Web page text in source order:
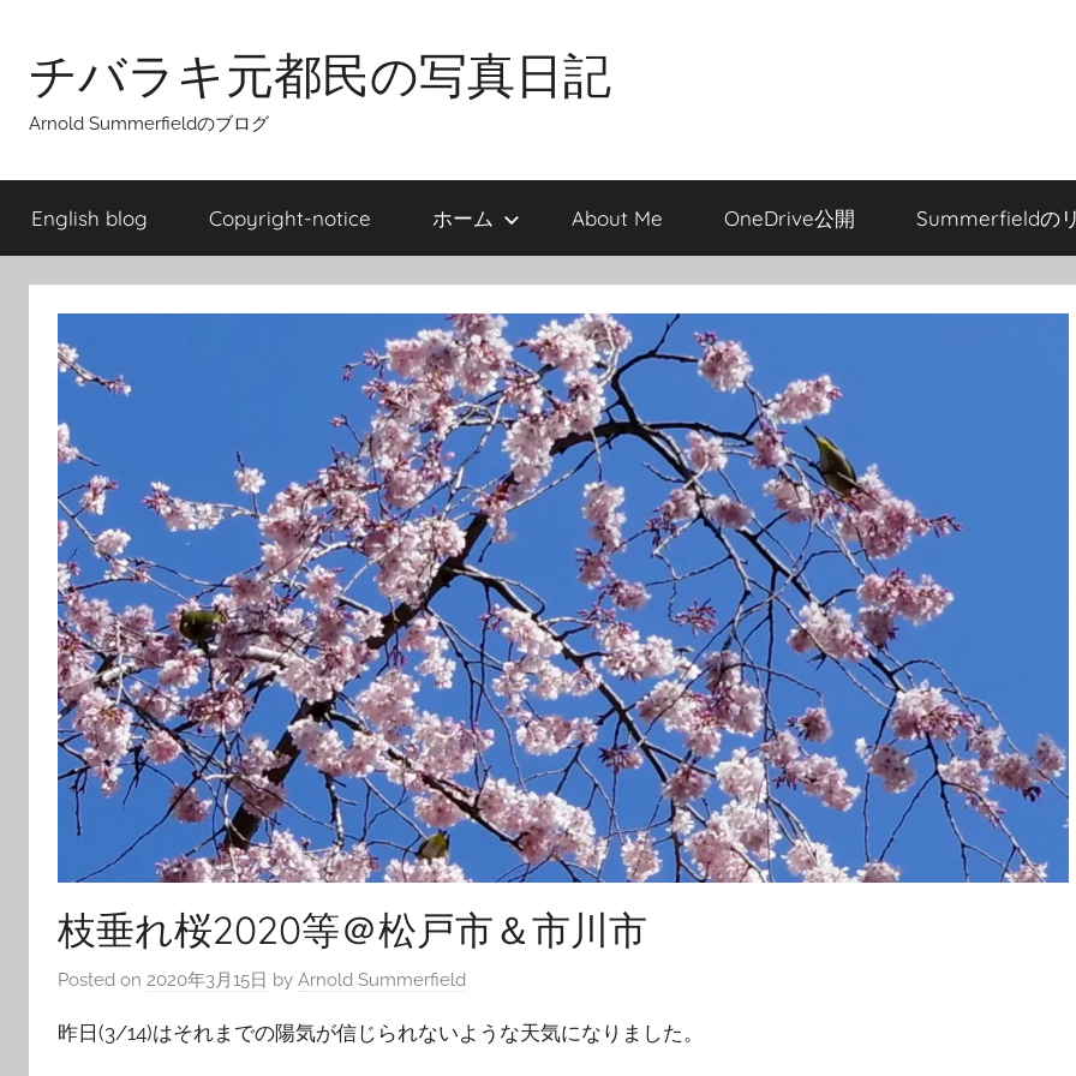
contentチバラキ元都民の写真日記
Arnold Summerfieldのブログ
English blog Copyright-notice ホーム About Me OneDrive公開 Summerfieldの
枝垂れ桜2020等＠松戸市＆市川市
Posted on 2020年3月15日 by Arnold Summerfield
昨日(3/14)はそれまでの陽気が信じられないような天気になりました。